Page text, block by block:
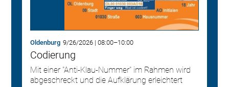
Oldenburg 9/26/2026| 08:00–10:00
Codierung
Mit einer "Anti-Klau-Nummer" im Rahmen wird
abgeschreckt und die Aufklärung erleichtert